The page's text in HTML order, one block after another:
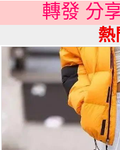
轉發 分
熱